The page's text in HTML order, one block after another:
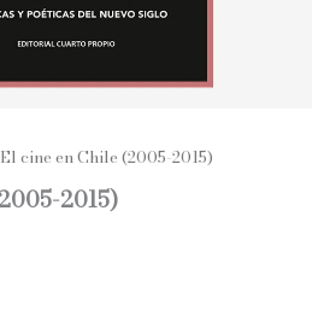
cine en Chile (2005-2015)
2015)